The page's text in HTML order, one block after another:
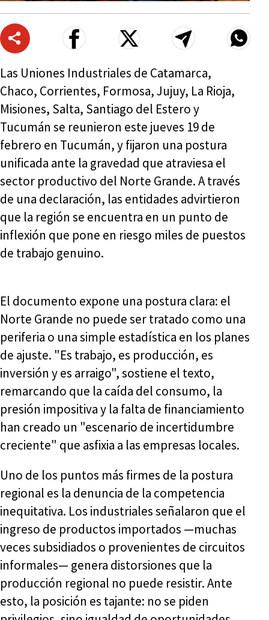
Las Uniones Industriales de Catamarca,
Chaco, Corrientes, Formosa, Jujuy, La Rioja,
Misiones, Salta, Santiago del Estero y
Tucumán se reunieron este jueves 19 de
febrero en Tucumán, y fijaron una postura
unificada ante la gravedad que atraviesa el
sector productivo del Norte Grande. A través
de una declaración, las entidades advirtieron
que la región se encuentra en un punto de
inflexión que pone en riesgo miles de puestos
de trabajo genuino.
El documento expone una postura clara: el
Norte Grande no puede ser tratado como una
periferia o una simple estadística en los planes
de ajuste. "Es trabajo, es producción, es
inversión y es arraigo", sostiene el texto,
remarcando que la caída del consumo, la
presión impositiva y la falta de financiamiento
han creado un "escenario de incertidumbre
creciente" que asfixia a las empresas locales.
Uno de los puntos más firmes de la postura
regional es la denuncia de la competencia
inequitativa. Los industriales señalaron que el
ingreso de productos importados —muchas
veces subsidiados o provenientes de circuitos
informales— genera distorsiones que la
producción regional no puede resistir. Ante
esto, la posición es tajante: no se piden